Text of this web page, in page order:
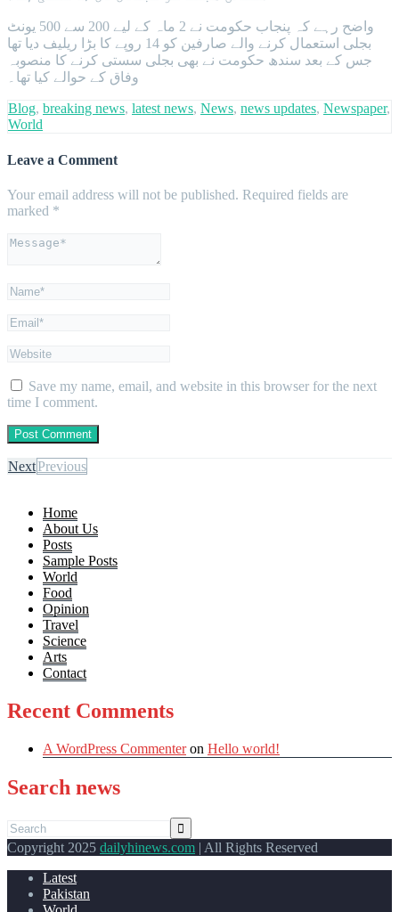
واضح رہے کہ پنجاب حکومت نے 2 ماہ کے لیے 200 سے 500 یونٹ
بجلی استعمال کرنے والے صارفین کو 14 روپے کا بڑا ریلیف دیا تھا
جس کے بعد سندھ حکومت نے بھی بجلی سستی کرنے کا منصوبہ
وفاق کے حوالے کیا تھا۔
Blog, breaking news, latest news, News, news updates, Newspaper,
World
Leave a Comment
Your email address will not be published. Required fields are
marked *
Save my name, email, and website in this browser for the next
time I comment.
NextPrevious
Home
About Us
Posts
Sample Posts
World
Food
Opinion
Travel
Science
Arts
Contact
Recent Comments
A WordPress Commenteron Hello world!
Search news
Copyright 2025 dailyhinews.com | All Rights Reserved
Latest
Pakistan